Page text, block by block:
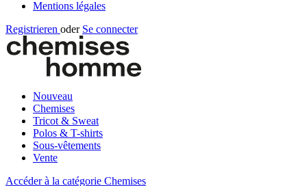
Mentions légales
Registrieren oder Se connecter
Nouveau
Chemises
Tricot & Sweat
Polos & T-shirts
Sous-vêtements
Vente
Accéder à la catégorie Chemises